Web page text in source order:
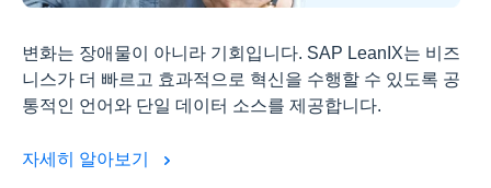
변화는 장애물이 아니라 기회입니다. SAP LeanIX는 비즈
니스가 더 빠르고 효과적으로 혁신을 수행할 수 있도록 공
통적인 언어와 단일 데이터 소스를 제공합니다.
자세히 알아보기